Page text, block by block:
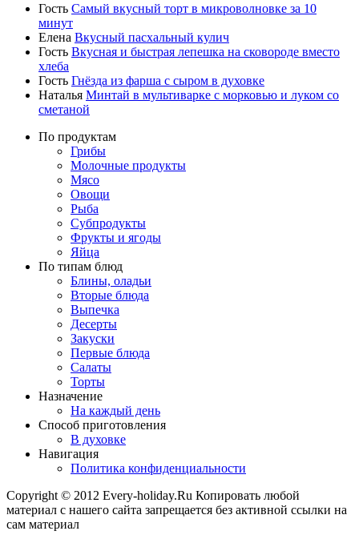
Гость Самый вкусный торт в микроволновке за 10
минут
Елена Вкусный пасхальный кулич
Гость Вкусная и быстрая лепешка на сковороде вместо
хлеба
Гость Гнёзда из фарша с сыром в духовке
Наталья Минтай в мультиварке с морковью и луком со
сметаной
По продуктам
Грибы
Молочные продукты
Мясо
Овощи
Рыба
Субпродукты
Фрукты и ягоды
Яйца
По типам блюд
Блины, оладьи
Вторые блюда
Выпечка
Десерты
Закуски
Первые блюда
Салаты
Торты
Назначение
На каждый день
Способ приготовления
В духовке
Навигация
Политика конфиденциальности
Copyright © 2012 Every-holiday.Ru Копировать любой
материал с нашего сайта запрещается без активной ссылки на
сам материал